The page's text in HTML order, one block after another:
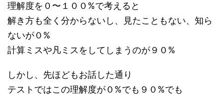
理解度を０〜１００%で考えると
解き方も全く分からないし、見たこともない、知ら
ないが０%
計算ミスや凡ミスをしてしまうのが９０%
しかし、先ほどもお話した通り
テストではこの理解度が０%でも９０%でも